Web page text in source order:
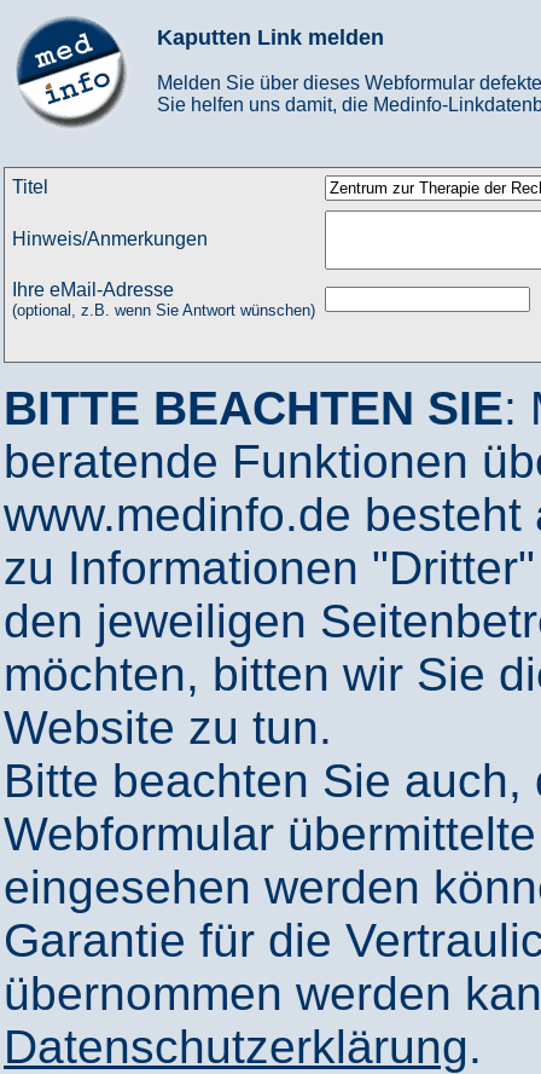
Kaputten Link melden
Melden Sie über dieses Webformular
Sie helfen uns damit, die Medinfo-
Titel
Hinweis/Anmerkungen
Ihre eMail-Adresse
(optional, z.B. wenn Sie Antwort wünschen)
BITTE BEACHTEN SIE:
beratende Funktionen
www.medinfo.de
zu Informationen
den jeweiligen
möchten, bitten wir Sie
Website zu tun.
Bitte beachten Sie
Webformular
eingesehen werden
Garantie für die
übernommen werden
Datenschutzerklärung.